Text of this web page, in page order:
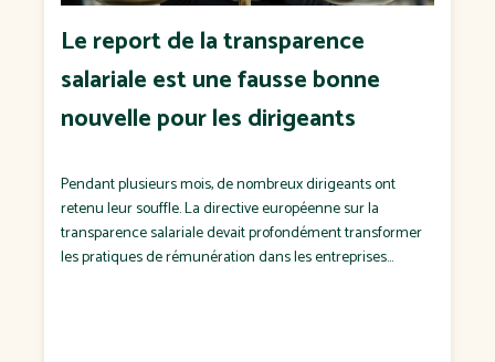
Le report de la transparence
salariale est une fausse bonne
nouvelle pour les dirigeants
Pendant plusieurs mois, de nombreux dirigeants ont
retenu leur souffle. La directive européenne sur la
transparence salariale devait profondément transformer
les pratiques de rémunération dans les entreprises